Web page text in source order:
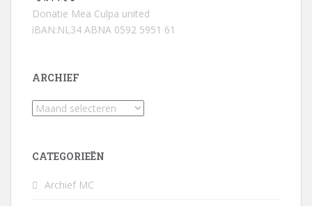
Donatie Mea Culpa united
iBAN:NL34 ABNA 0592 5951 61
ARCHIEF
Archief
CATEGORIEËN
Archief MC